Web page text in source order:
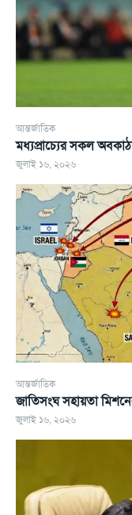
আন্তর্জাতিক
মধ্যপ্রাচ্যের সকল
জুলাই ১৬, ২০২৬
আন্তর্জাতিক
জাতিসংঘ সহায়তা
জুলাই ১৬, ২০২৬